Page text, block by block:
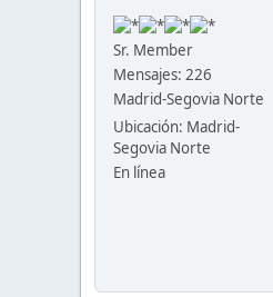
Sr. Member
Mensajes: 226
Madrid-Segovia Norte
Ubicación: Madrid-
Segovia Norte
En línea